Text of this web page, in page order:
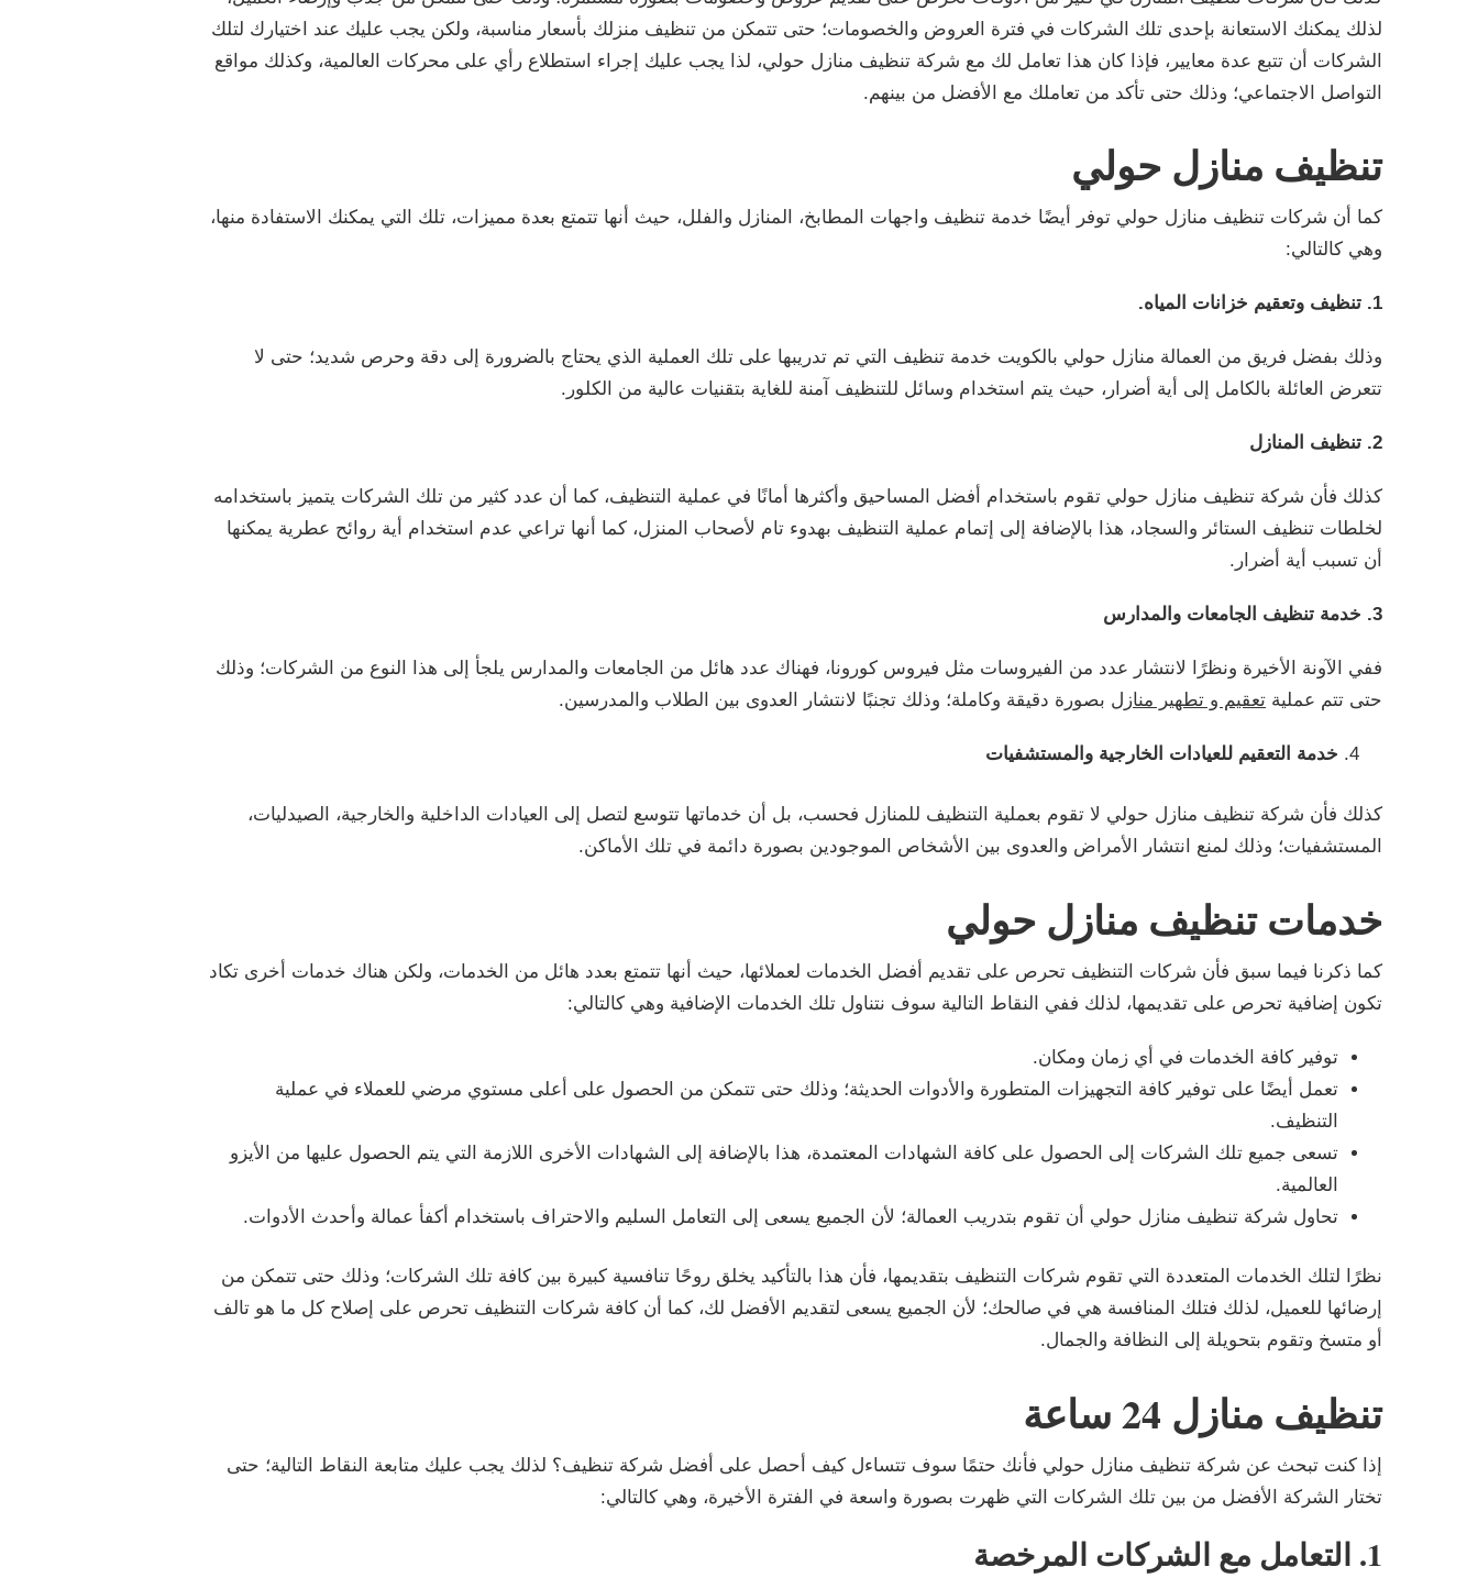
لذلك يمكنك الاستعانة بإحدى تلك الشركات في فترة العروض والخصومات؛ حتى تتمكن من تنظيف منزلك بأسعار مناسبة، ولكن يجب عليك عند اختيارك لتلك
الشركات أن تتبع عدة معايير، فإذا كان هذا تعامل لك مع شركة تنظيف منازل حولي، لذا يجب عليك إجراء استطلاع رأي على محركات العالمية، وكذلك مواقع
التواصل الاجتماعي؛ وذلك حتى تأكد من تعاملك مع الأفضل من بينهم.
تنظيف منازل حولي
كما أن شركات تنظيف منازل حولي توفر أيضًا خدمة تنظيف واجهات المطابخ، المنازل والفلل، حيث أنها تتمتع بعدة مميزات، تلك التي يمكنك الاستفادة منها،
وهي كالتالي:
1. تنظيف وتعقيم خزانات المياه.
وذلك بفضل فريق من العمالة منازل حولي بالكويت خدمة تنظيف التي تم تدريبها على تلك العملية الذي يحتاج بالضرورة إلى دقة وحرص شديد؛ حتى لا
تتعرض العائلة بالكامل إلى أية أضرار، حيث يتم استخدام وسائل للتنظيف آمنة للغاية بتقنيات عالية من الكلور.
2. تنظيف المنازل
كذلك فأن شركة تنظيف منازل حولي تقوم باستخدام أفضل المساحيق وأكثرها أمانًا في عملية التنظيف، كما أن عدد كثير من تلك الشركات يتميز باستخدامه
لخلطات تنظيف الستائر والسجاد، هذا بالإضافة إلى إتمام عملية التنظيف بهدوء تام لأصحاب المنزل، كما أنها تراعي عدم استخدام أية روائح عطرية يمكنها
أن تسبب أية أضرار.
3. خدمة تنظيف الجامعات والمدارس
ففي الآونة الأخيرة ونظرًا لانتشار عدد من الفيروسات مثل فيروس كورونا، فهناك عدد هائل من الجامعات والمدارس يلجأ إلى هذا النوع من الشركات؛ وذلك
حتى تتم عملية تعقيم و تطهير منازل بصورة دقيقة وكاملة؛ وذلك تجنبًا لانتشار العدوى بين الطلاب والمدرسين.
خدمة التعقيم للعيادات الخارجية والمستشفيات
كذلك فأن شركة تنظيف منازل حولي لا تقوم بعملية التنظيف للمنازل فحسب، بل أن خدماتها تتوسع لتصل إلى العيادات الداخلية والخارجية، الصيدليات،
المستشفيات؛ وذلك لمنع انتشار الأمراض والعدوى بين الأشخاص الموجودين بصورة دائمة في تلك الأماكن.
خدمات تنظيف منازل حولي
كما ذكرنا فيما سبق فأن شركات التنظيف تحرص على تقديم أفضل الخدمات لعملائها، حيث أنها تتمتع بعدد هائل من الخدمات، ولكن هناك خدمات أخرى تكاد
تكون إضافية تحرص على تقديمها، لذلك ففي النقاط التالية سوف نتناول تلك الخدمات الإضافية وهي كالتالي:
توفير كافة الخدمات في أي زمان ومكان.
تعمل أيضًا على توفير كافة التجهيزات المتطورة والأدوات الحديثة؛ وذلك حتى تتمكن من الحصول على أعلى مستوي مرضي للعملاء في عملية
التنظيف.
تسعى جميع تلك الشركات إلى الحصول على كافة الشهادات المعتمدة، هذا بالإضافة إلى الشهادات الأخرى اللازمة التي يتم الحصول عليها من الأيزو
العالمية.
تحاول شركة تنظيف منازل حولي أن تقوم بتدريب العمالة؛ لأن الجميع يسعى إلى التعامل السليم والاحتراف باستخدام أكفأ عمالة وأحدث الأدوات.
نظرًا لتلك الخدمات المتعددة التي تقوم شركات التنظيف بتقديمها، فأن هذا بالتأكيد يخلق روحًا تنافسية كبيرة بين كافة تلك الشركات؛ وذلك حتى تتمكن من
إرضائها للعميل، لذلك فتلك المنافسة هي في صالحك؛ لأن الجميع يسعى لتقديم الأفضل لك، كما أن كافة شركات التنظيف تحرص على إصلاح كل ما هو تالف
أو متسخ وتقوم بتحويلة إلى النظافة والجمال.
تنظيف منازل 24 ساعة
إذا كنت تبحث عن شركة تنظيف منازل حولي فأنك حتمًا سوف تتساءل كيف أحصل على أفضل شركة تنظيف؟ لذلك يجب عليك متابعة النقاط التالية؛ حتى
تختار الشركة الأفضل من بين تلك الشركات التي ظهرت بصورة واسعة في الفترة الأخيرة، وهي كالتالي:
1. التعامل مع الشركات المرخصة